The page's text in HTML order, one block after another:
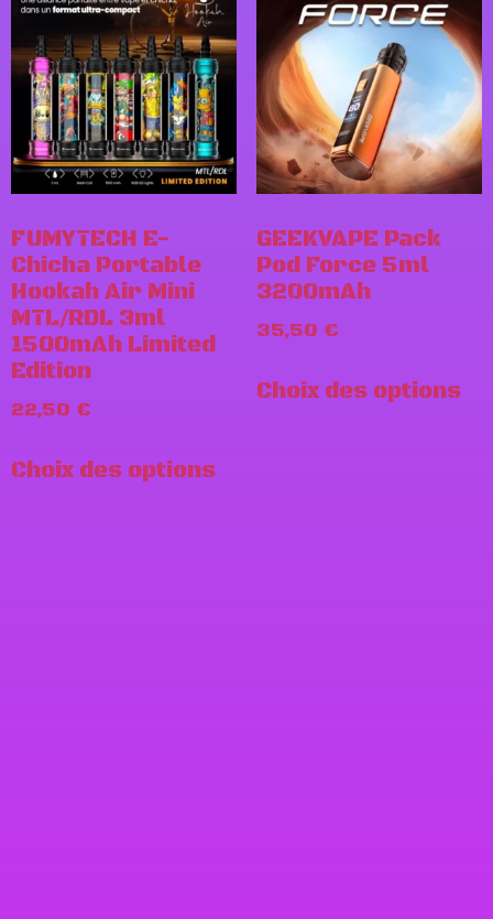
FUMYTECH E-
Chicha Portable
Hookah Air Mini
MTL/RDL 3ml
1500mAh Limited
Edition
22,50 €
Choix des options
GEEKVAPE Pack
Pod Force 5ml
3200mAh
35,50 €
Choix des options